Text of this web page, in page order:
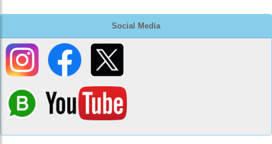
Social Media